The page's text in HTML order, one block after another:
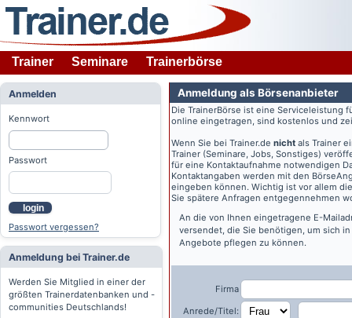
Trainer Seminare Trainerbörse
Anmelden
Kennwort
Passwort
login
Passwort vergessen?
Anmeldung bei Trainer.de
Werden Sie Mitglied in einer der
größten Trainerdatenbanken und -
communities Deutschlands!
Anmeldung als Börsenanbieter
Die TrainerBörse ist eine Serviceleistung
online eingetragen, sind kostenlos und
Wenn Sie bei Trainer.de nicht als Trainer
Trainer (Seminare, Jobs, Sonstiges)
für eine Kontaktaufnahme notwendigen
Kontaktangaben werden mit den
eingeben können. Wichtig ist vor allem
Sie spätere Anfragen entgegennehmen
An die von Ihnen eingetragene E-
versendet, die Sie benötigen, um sich
Angebote pflegen zu können.
Firma
Anrede/Titel: